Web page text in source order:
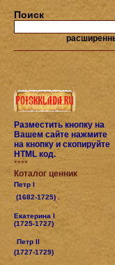
Поиск
Разместить кнопку на
Вашем сайте нажмите
на кнопку и скопируйте
HTML код.
****
Коталог ценник
Петр I
(1682-1725) .
Екатерина I
(1725-1727)
Петр II
(1727-1729)